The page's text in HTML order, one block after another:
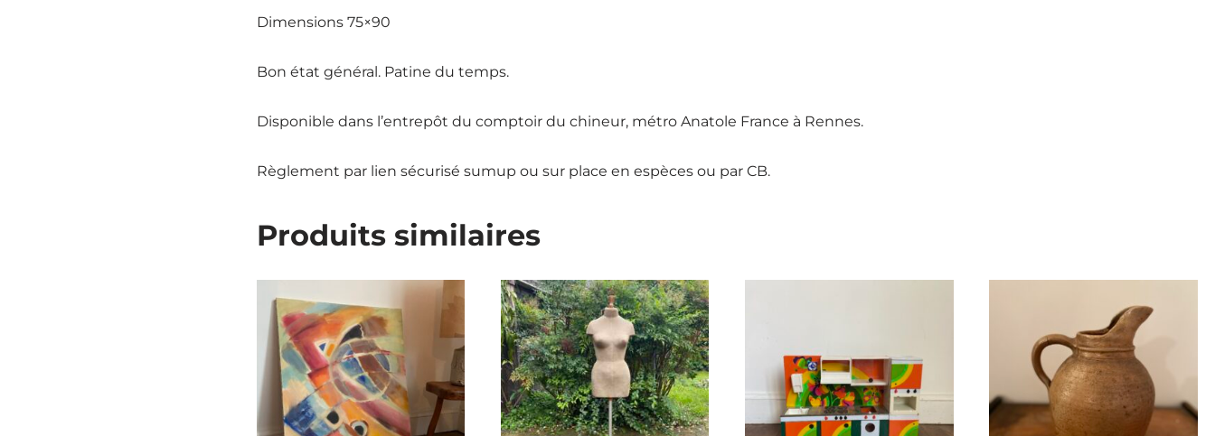
Dimensions 75×90
Bon état général. Patine du temps.
Disponible dans l’entrepôt du comptoir du chineur, métro Anatole France à Rennes.
Règlement par lien sécurisé sumup ou sur place en espèces ou par CB.
Produits similaires